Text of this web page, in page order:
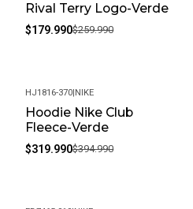
Almacénalos En Un Lugar
Los Estés Usando.
Ideal Para Uso Diario.
Rival Terry Logo-Verde
$179.990$259.990
-19%
HJ1816-370|NIKE
Hoodie Nike Club
Fleece-Verde
$319.990$394.990